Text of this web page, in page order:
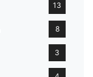
13
8
3